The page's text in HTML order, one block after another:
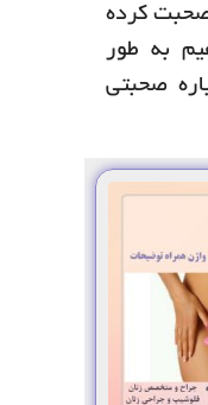
صحبت کرده
به طور
صحبتی